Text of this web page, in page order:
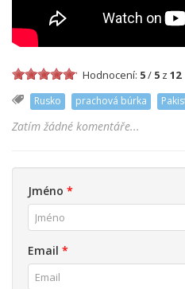
Hodnocení: 5/ 5 z 12
Rusko prachová búrka
Zatím žádné komentáře...
Jméno *
Email *